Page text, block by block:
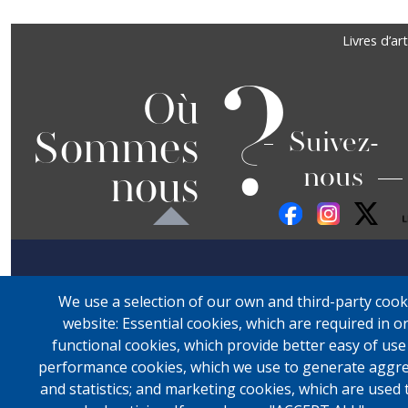
Livres d’art
Où
Sommes
nous ?Suivez-
nous
We use a selection of our own and third-party
website: Essential cookies, which are required in
functional cookies, which provide better easy of
performance cookies, which we use to generate
and statistics; and marketing cookies, which are